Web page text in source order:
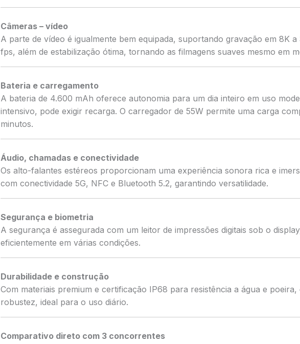
Câmeras – vídeo
A parte de vídeo é igualmente bem equipada, suportando gravação em 8K
fps, além de estabilização ótima, tornando as filmagens suaves mesmo em
Bateria e carregamento
A bateria de 4.600 mAh oferece autonomia para um dia inteiro em uso
intensivo, pode exigir recarga. O carregador de 55W permite uma carga
minutos.
Áudio, chamadas e conectividade
Os alto-falantes estéreos proporcionam uma experiência sonora rica e
com conectividade 5G, NFC e Bluetooth 5.2, garantindo versatilidade.
Segurança e biometria
A segurança é assegurada com um leitor de impressões digitais sob o
eficientemente em várias condições.
Durabilidade e construção
Com materiais premium e certificação IP68 para resistência a água e poeira,
robustez, ideal para o uso diário.
Comparativo direto com 3 concorrentes